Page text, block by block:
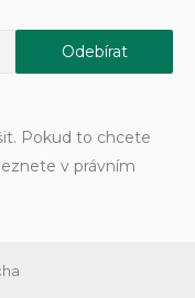
Pokud to chcete
v právním